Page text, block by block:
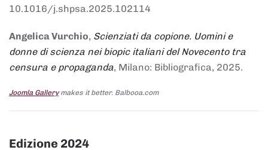
10.1016/j.shpsa.2025.102114
Angelica Vurchio, Scienziati da copione. Uomini e
donne di scienza nei biopic italiani del Novecento tra
censura e propaganda, Milano: Bibliografica, 2025.
Joomla Gallerymakes it better. Balbooa.com
Edizione 2024